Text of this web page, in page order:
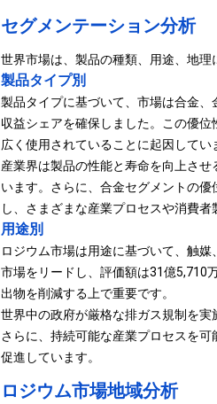
セグメンテーション分析
世界市場は、製品の種類、用途、地理
製品タイプ別
製品タイプに基づいて、市場は合金
収益シェアを確保しました。この優
広く使用されていることに起因してい
産業界は製品の性能と寿命を向上さ
います。さらに、合金セグメントの
し、さまざまな産業プロセスや消費
用途別
ロジウム市場は用途に基づいて、触
市場をリードし、評価額は31億5,710
出物を削減する上で重要です。
世界中の政府が厳格な排ガス規制を実
さらに、持続可能な産業プロセスを
促進しています。
ロジウム市場地域分析